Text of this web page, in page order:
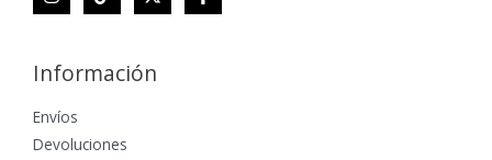
Información
Envíos
Devoluciones